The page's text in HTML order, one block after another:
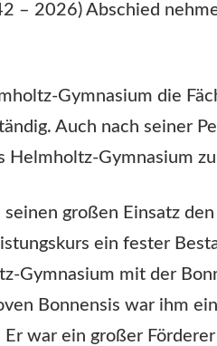
– 2026) Abschied
Gymnasium die
Auch nach seiner
Helmholtz-Gymnasium
großen Einsatz den
ein fester
Gymnasium mit der
Bonnensis war ihm
war ein großer